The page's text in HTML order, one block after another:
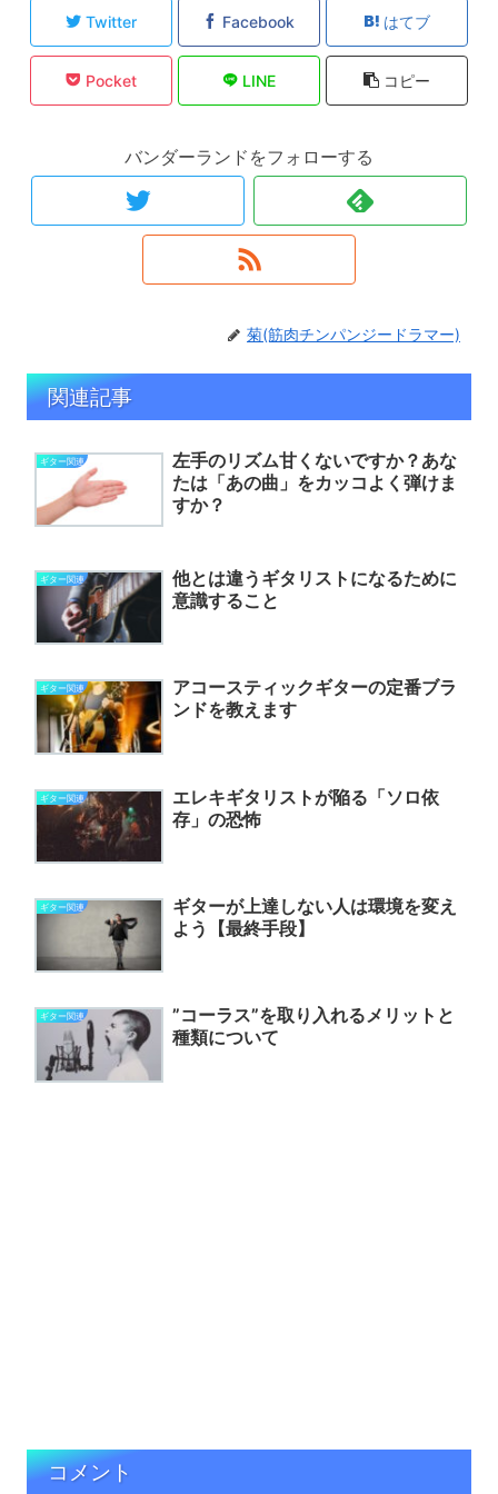
Twitter Facebook はてブ
Pocket LINE コピー
バンダーランドをフォローする
菊(筋肉チンパンジードラマー)
関連記事
ギター関連
左手のリズム甘くないですか？あな
たは「あの曲」をカッコよく弾けま
すか？
ギター関連
他とは違うギタリストになるために
意識すること
ギター関連
アコースティックギターの定番ブラ
ンドを教えます
ギター関連
エレキギタリストが陥る「ソロ依
存」の恐怖
ギター関連
ギターが上達しない人は環境を変え
よう【最終手段】
ギター関連
”コーラス”を取り入れるメリットと
種類について
コメント